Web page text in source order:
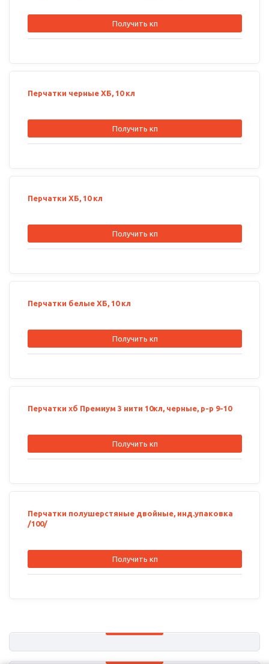
Получить кп
Перчатки черные ХБ, 10 кл
Получить кп
Перчатки ХБ, 10 кл
Получить кп
Перчатки белые ХБ, 10 кл
Получить кп
Перчатки хб Премиум 3 нити 10кл, черные, р-р 9-10
Получить кп
Перчатки полушерстяные двойные, инд.упаковка
/100/
Получить кп